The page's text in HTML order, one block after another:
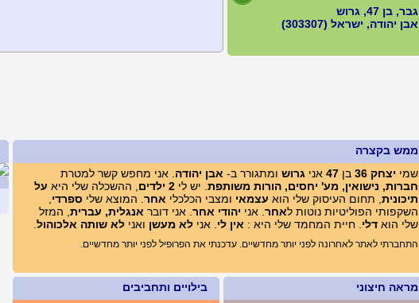
גבר, בן 47, גרוש
אבן יהודה, ישראל (303307)
ממש בקצרה
שמי יצחק 36 בן 47 אני גרוש ומתגורר ב- אבן יהודה . אני מחפש קשר למטרת
חברות, נישואין, מע' יחסים, הורות משותפת . יש לי 2 ילדים , ההשכלה שלי היא על
תיכונית , תחום העיסוק שלי הוא עצמאי ומצבי הכלכלי אחר . המוצא שלי ספרדי
השקפותי הפוליטיות נוטות לאחר . אני יהודי אחר . אני דובר אנגלית, עברית , המזל
שלי הוא דלי . חיית המחמד שלי היא : אין לי . אני לא מעשן ואני לא שותה אלכוהול
התחברתי לאתר לאחרונה לפני יותר מחדשיים. עדכנתי את הפרופיל לפני יותר מחדשיים.
מראה חיצוני
בילויים ותחביבים